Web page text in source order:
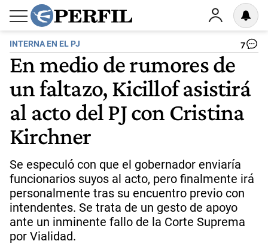
INTERNA EN EL PJ 7
En medio de rumores de
un faltazo, Kicillof asistirá
al acto del PJ con Cristina
Kirchner
Se especuló con que el gobernador enviaría
funcionarios suyos al acto, pero finalmente irá
personalmente tras su encuentro previo con
intendentes. Se trata de un gesto de apoyo
ante un inminente fallo de la Corte Suprema
por Vialidad.